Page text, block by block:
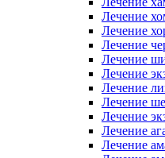
Лечение
Лечение
Лечение
Лечение
Лечение
Лечение
Лечение
Лечение
Лечение
Лечение